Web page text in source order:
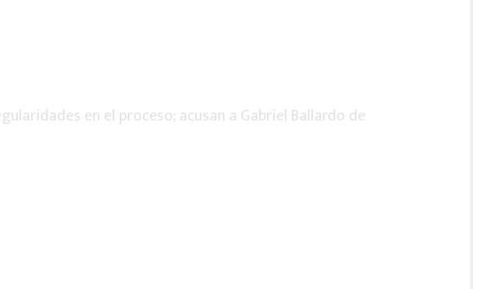
en el proceso; acusan a Gabriel Ballardo de